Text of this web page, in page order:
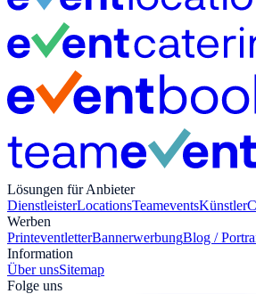
Lösungen für Anbieter
DienstleisterLocationsTeameventsKünstler
Werben
PrinteventletterBannerwerbungBlog /
Information
Über unsSitemap
Folge uns